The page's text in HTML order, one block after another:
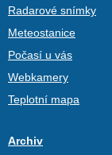
Radarové snímky
Meteostanice
Počasí u vás
Webkamery
Teplotní mapa
Archiv